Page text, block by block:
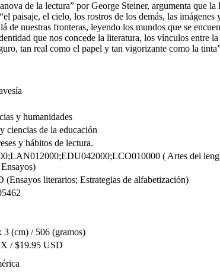
de la lectura” por George Steiner, argumenta que
paisaje, el cielo, los rostros de los demás, las
de nuestras fronteras, leyendo los mundos que se
que nos concede la literatura, los vínculos entre
tan real como el papel y tan vigorizante como la
y humanidades
ciencias de la educación
y hábitos de lectura.
( Artes del
(Ensayos literarios; Estrategias de alfabetización)
3 (cm) / 506 (gramos)
/ $19.95 USD